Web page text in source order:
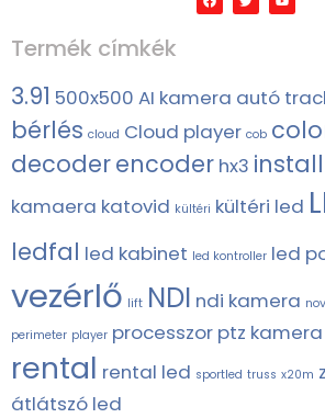
Termék címkék
3.91 500x500 AI kamera autó
bérlés cloud Cloud player cob
decoderencoder hx3
kamaera katovid kültéri kültéri led
ledfal led kabinet led kontroller led
vezérlő lift NDI ndi kamera
perimeter player processzor ptz kamera
rental rental led sportled truss x20m
átlátszó led